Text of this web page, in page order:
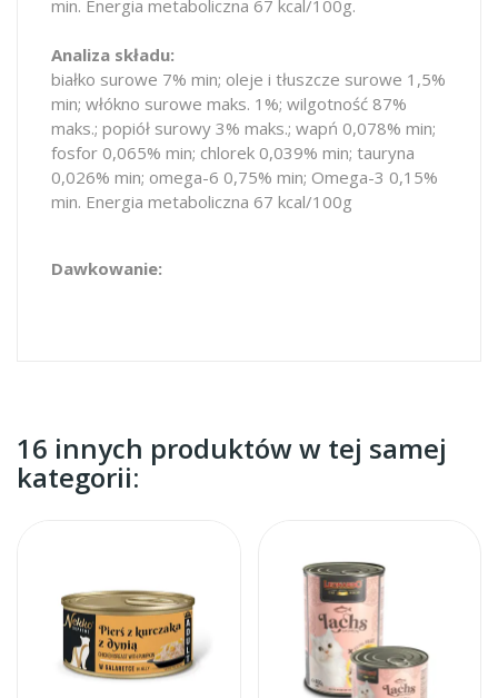
min. Energia metaboliczna 67 kcal/100g.
Analiza składu:
białko surowe 7% min; oleje i tłuszcze surowe 1,5%
min; włókno surowe maks. 1%; wilgotność 87%
maks.; popiół surowy 3% maks.; wapń 0,078% min;
fosfor 0,065% min; chlorek 0,039% min; tauryna
0,026% min; omega-6 0,75% min; Omega-3 0,15%
min. Energia metaboliczna 67 kcal/100g
Dawkowanie:
16 innych produktów w tej samej
kategorii: